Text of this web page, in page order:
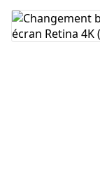
Ajouter un